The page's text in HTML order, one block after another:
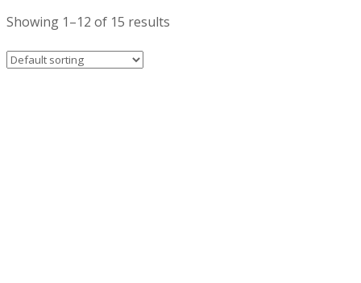
Showing 1–12 of 15 results